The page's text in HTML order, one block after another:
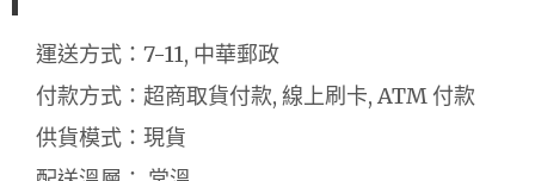
運送方式：7-11, 中華郵政
付款方式：超商取貨付款, 線上刷卡, ATM 付款
供貨模式：現貨